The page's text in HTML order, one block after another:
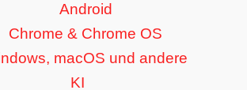
Android
Chrome & Chrome OS
macOS und andere
KI